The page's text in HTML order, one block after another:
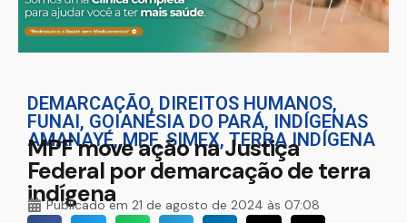
DEMARCAÇÃO, DIREITOS HUMANOS,
FUNAI, GOIANÉSIA DO PARÁ, INDÍGENAS
AMANAYÉ,MPF,SIMEX, TERRA INDÍGENA
MPF move ação na Justiça
Federal por demarcação de terra
indígena
Publicado em 21 de agosto de 2024 às 07:08